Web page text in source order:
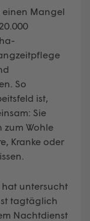
einen Mangel
So
ist,
Sie
Wohle
Kranke oder
hat untersucht
tagtäglich
Nachtdienst